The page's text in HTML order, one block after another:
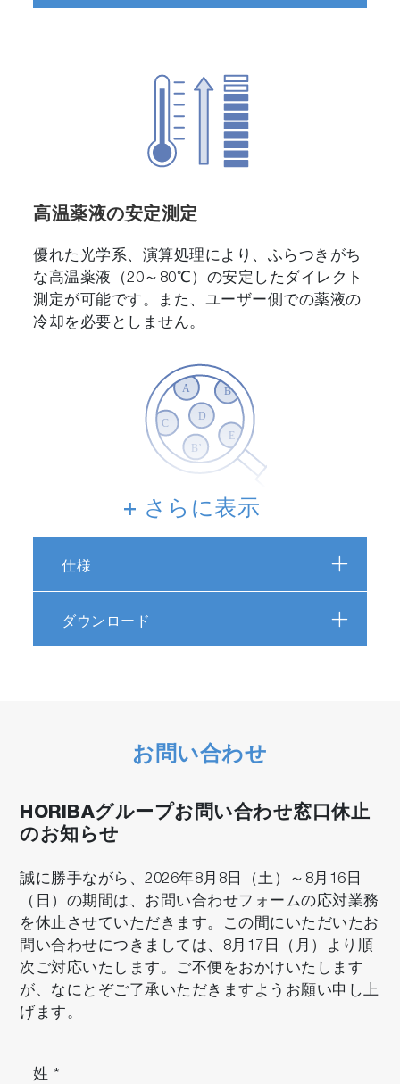
高温薬液の安定測定
優れた光学系、演算処理により、ふらつきがち
な高温薬液（20～80℃）の安定したダイレクト
測定が可能です。また、ユーザー側での薬液の
冷却を必要としません。
最大6薬液種（薬液またはレンジ）に対
応
ジを自由に指定できるので、測定ニーズに幅広
く対応します。
レイアウトフリー
光源ユニットとモニター本体を分離設置が可能
なので、薬液供給ユニットや洗浄装置の設置ス
ペースに合わせた自由な配置が可能です。
+ さらに表示
仕様
ダウンロード
お問い合わせ
HORIBAグループお問い合わせ窓口休止
のお知らせ
誠に勝手ながら、2026年8月8日（土）～8月16日
（日）の期間は、お問い合わせフォームの応対業務
を休止させていただきます。この間にいただいたお
問い合わせにつきましては、8月17日（月）より順
次ご対応いたします。ご不便をおかけいたします
が、なにとぞご了承いただきますようお願い申し上
げます。
姓 *